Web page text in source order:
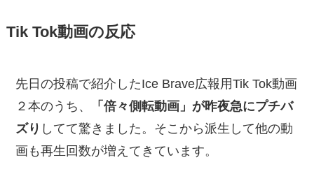
Tik Tok動画の反応
先日の投稿で紹介したIce Brave広報用Tik Tok動画
２本のうち、
「倍々側転動画」が昨夜急にプチバ
ズり してて驚きました。そこから派生して他の動
画も再生回数が増えてきています。